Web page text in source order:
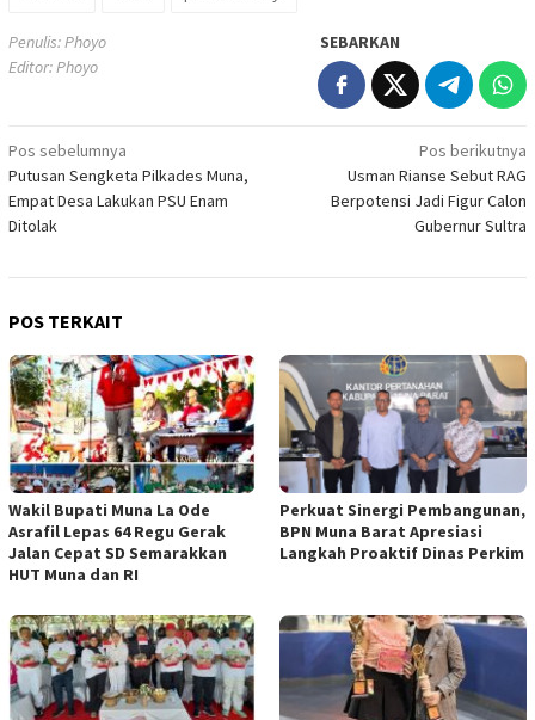
Penulis: Phoyo
Editor: Phoyo
SEBARKAN
Navigasi
pos
Pos sebelumnya
Putusan Sengketa Pilkades Muna,
Empat Desa Lakukan PSU Enam
Ditolak
Pos berikutnya
Usman Rianse Sebut RAG
Berpotensi Jadi Figur Calon
Gubernur Sultra
POS TERKAIT
Wakil Bupati Muna La Ode
Asrafil Lepas 64 Regu Gerak
Jalan Cepat SD Semarakkan
HUT Muna dan RI
Perkuat Sinergi Pembangunan,
BPN Muna Barat Apresiasi
Langkah Proaktif Dinas Perkim